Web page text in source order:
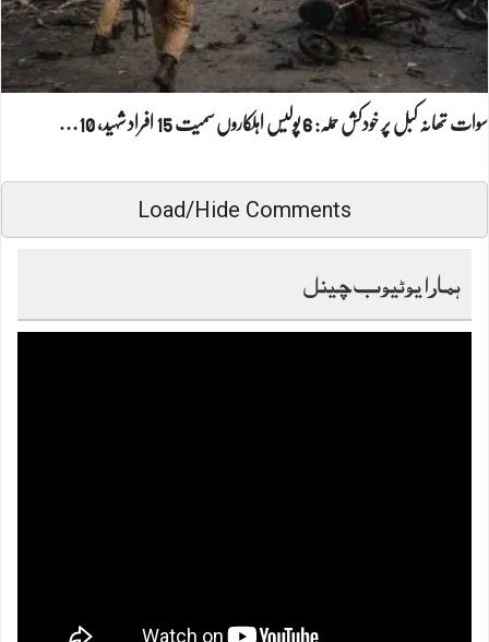
سوات تھانہ کبل پر خودکش حملہ: 6 پولیس اہلکاروں سمیت 15 افراد شہید، 10…
Load/Hide Comments
ہمارا یوٹیوب چینل